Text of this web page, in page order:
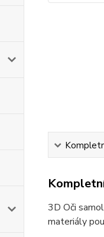
3D Oči
materiály